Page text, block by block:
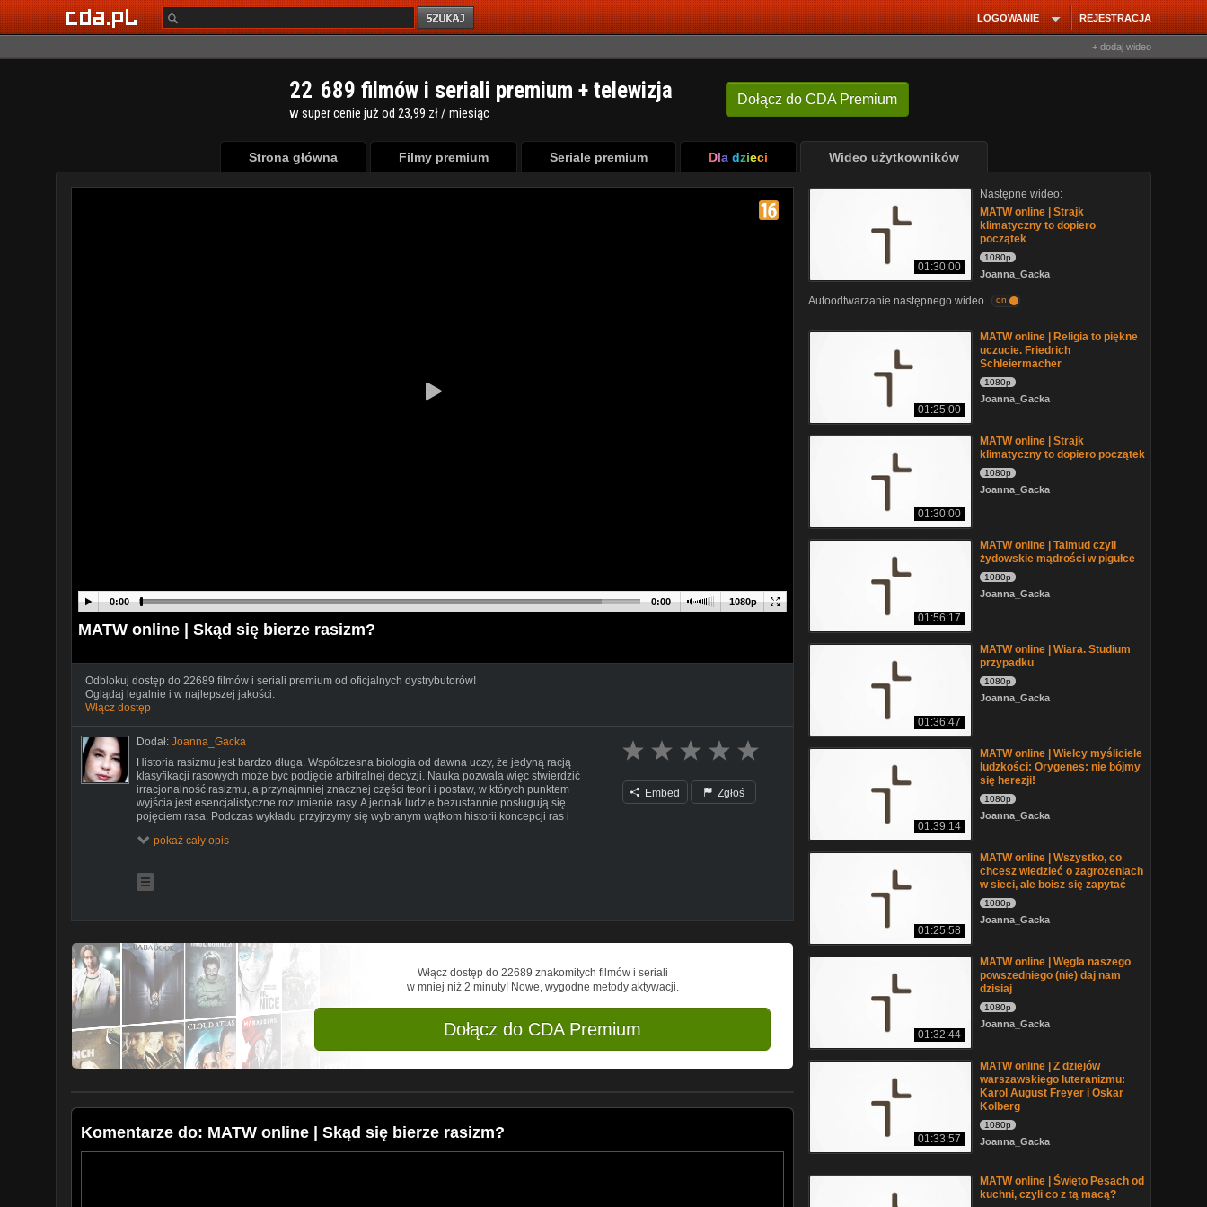
REJESTRACJA
LOGOWANIE
+ dodaj wideo
Dołącz do CDA Premium
22 689 filmów i seriali premium + telewizja
w super cenie już od 23,99 zł / miesiąc
Strona główna Filmy premium Seriale premium Dla dzieci Wideo użytkowników
1080p
0:00 0:00
MATW online | Skąd się bierze rasizm?
Odblokuj dostęp do 22689 filmów i seriali premium od oficjalnych dystrybutorów!
Oglądaj legalnie i w najlepszej jakości.
Włącz dostęp
Dodał: Joanna_Gacka
Historia rasizmu jest bardzo długa. Współczesna biologia od dawna uczy, że jedyną racją
klasyfikacji rasowych może być podjęcie arbitralnej decyzji. Nauka pozwala więc stwierdzić
irracjonalność rasizmu, a przynajmniej znacznej części teorii i postaw, w których punktem
wyjścia jest esencjalistyczne rozumienie rasy. A jednak ludzie bezustannie posługują się
pojęciem rasa. Podczas wykładu przyjrzymy się wybranym wątkom historii koncepcji ras i
Wykład prowadzi dr hab. Stefan Klemczak.
https://www.ewst.pl/events/
Interesujesz się teologią? Dołącz do nas!
https://www.ewst.pl/rekrutacja/
#rasizm
pokaż cały opis
Embed Zgłoś
Włącz dostęp do 22689 znakomitych filmów i seriali
w mniej niż 2 minuty! Nowe, wygodne metody aktywacji.
Dołącz do CDA Premium
Komentarze do: MATW online | Skąd się bierze rasizm?
01:30:00
Następne wideo:
MATW online | Strajk
klimatyczny to dopiero
początek
1080p
Joanna_Gacka
Autoodtwarzanie następnego wideo on
01:25:00
MATW online | Religia to piękne
uczucie. Friedrich
Schleiermacher
1080p
Joanna_Gacka
01:30:00
MATW online | Strajk
klimatyczny to dopiero początek
1080p
Joanna_Gacka
01:56:17
MATW online | Talmud czyli
żydowskie mądrości w pigułce
1080p
Joanna_Gacka
01:36:47
MATW online | Wiara. Studium
przypadku
1080p
Joanna_Gacka
01:39:14
MATW online | Wielcy myśliciele
ludzkości: Orygenes: nie bójmy
się herezji!
1080p
Joanna_Gacka
01:25:58
MATW online | Wszystko, co
chcesz wiedzieć o zagrożeniach
w sieci, ale boisz się zapytać
1080p
Joanna_Gacka
01:32:44
MATW online | Węgla naszego
powszedniego (nie) daj nam
dzisiaj
1080p
Joanna_Gacka
01:33:57
MATW online | Z dziejów
warszawskiego luteranizmu:
Karol August Freyer i Oskar
Kolberg
1080p
Joanna_Gacka
MATW online | Święto Pesach od
kuchni, czyli co z tą macą?